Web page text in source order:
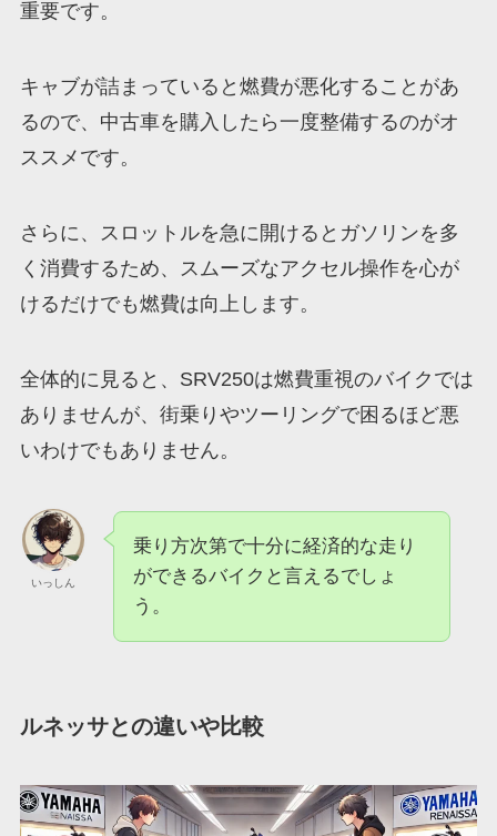
重要です。
キャブが詰まっていると燃費が悪化することがあ
るので、中古車を購入したら一度整備するのがオ
ススメです。
さらに、スロットルを急に開けるとガソリンを多
く消費するため、スムーズなアクセル操作を心が
けるだけでも燃費は向上します。
全体的に見ると、SRV250は燃費重視のバイクでは
ありませんが、街乗りやツーリングで困るほど悪
いわけでもありません。
いっしん
乗り方次第で十分に経済的な走り
ができるバイクと言えるでしょ
う。
ルネッサとの違いや比較